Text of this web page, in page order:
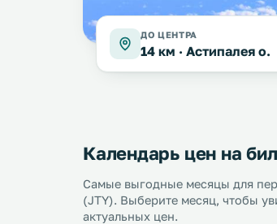
ДО ЦЕНТРА
14 км · Астипалея о.
Календарь цен на
Самые выгодные месяцы для
(JTY). Выберите месяц, чтобы
актуальных цен.